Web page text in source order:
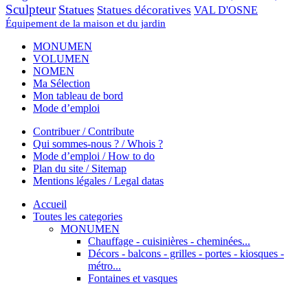
Sculpteur Statues Statues décoratives VAL D'OSNE
Équipement de la maison et du jardin
MONUMEN
VOLUMEN
NOMEN
Ma Sélection
Mon tableau de bord
Mode d’emploi
Contribuer / Contribute
Qui sommes-nous ? / Whois ?
Mode d’emploi / How to do
Plan du site / Sitemap
Mentions légales / Legal datas
Accueil
Toutes les categories
MONUMEN
Chauffage - cuisinières - cheminées...
Décors - balcons - grilles - portes - kiosques -
métro...
Fontaines et vasques